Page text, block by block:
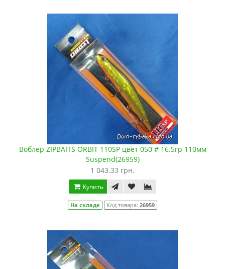
Воблер ZIPBAITS ORBIT 110SP цвет 050 # 16.5гр 110мм
Suspend(26959)
1 043.33 грн.
Купить
На складе Код товара: 26959